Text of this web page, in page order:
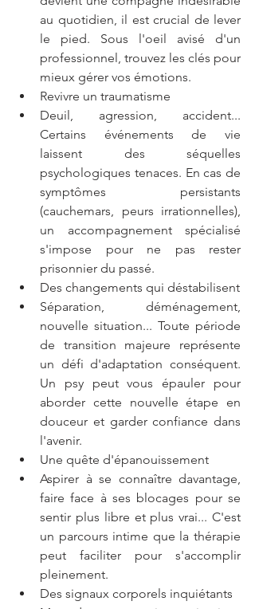
au quotidien, il est crucial de lever
le pied. Sous l'oeil avisé d'un
professionnel, trouvez les clés pour
mieux gérer vos émotions.
Revivre un traumatisme
Deuil, agression, accident...
Certains événements de vie
laissent des séquelles
psychologiques tenaces. En cas de
symptômes persistants
(cauchemars, peurs irrationnelles),
un accompagnement spécialisé
s'impose pour ne pas rester
prisonnier du passé.
Des changements qui déstabilisent
Séparation, déménagement,
nouvelle situation... Toute période
de transition majeure représente
un défi d'adaptation conséquent.
Un psy peut vous épauler pour
aborder cette nouvelle étape en
douceur et garder confiance dans
l'avenir.
Une quête d'épanouissement
Aspirer à se connaître davantage,
faire face à ses blocages pour se
sentir plus libre et plus vrai... C'est
un parcours intime que la thérapie
peut faciliter pour s'accomplir
pleinement.
Des signaux corporels inquiétants